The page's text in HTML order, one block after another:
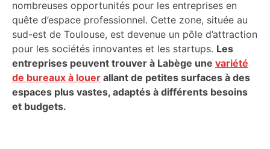
nombreuses opportunités pour les entreprises en
quête d’espace professionnel. Cette zone, située au
sud-est de Toulouse, est devenue un pôle d’attraction
pour les sociétés innovantes et les startups. Les
entreprises peuvent trouver à Labège une variété
de bureaux à louer allant de petites surfaces à des
espaces plus vastes, adaptés à différents besoins
et budgets.